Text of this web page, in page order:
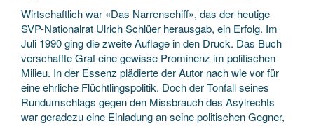
Wirtschaftlich war «Das Narrenschiff», das der heutige
SVP-Nationalrat Ulrich Schlüer herausgab, ein Erfolg. Im
Juli 1990 ging die zweite Auflage in den Druck. Das Buch
verschaffte Graf eine gewisse Prominenz im politischen
Milieu. In der Essenz plädierte der Autor nach wie vor für
eine ehrliche Flüchtlingspolitik. Doch der Tonfall seines
Rundumschlags gegen den Missbrauch des Asylrechts
war geradezu eine Einladung an seine politischen Gegner,